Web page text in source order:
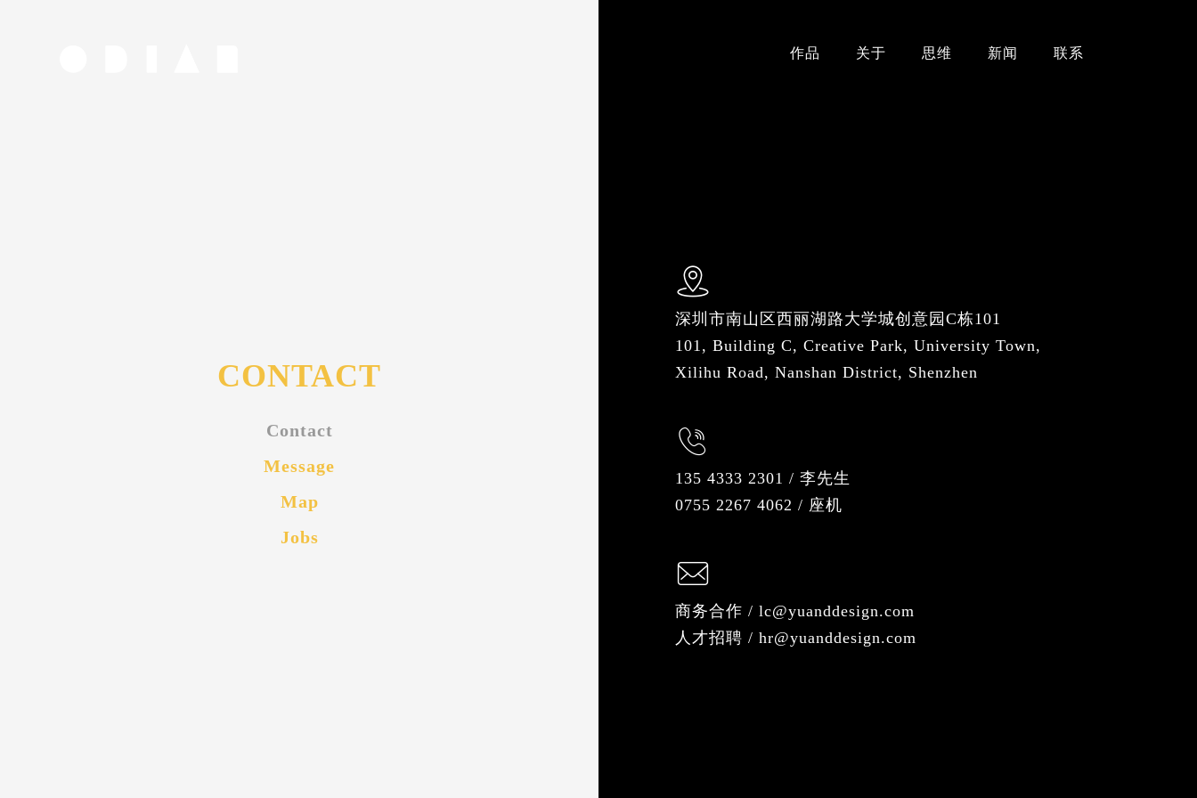
作品 关于 思维 新闻 联系
CONTACT
Contact
Message
Map
Jobs
深圳市南山区西丽湖路大学城创意园C栋101
101, Building C, Creative Park, University Town,
Xilihu Road, Nanshan District, Shenzhen
135 4333 2301 / 李先生
0755 2267 4062 / 座机
商务合作 / lc@yuanddesign.com
人才招聘 / hr@yuanddesign.com